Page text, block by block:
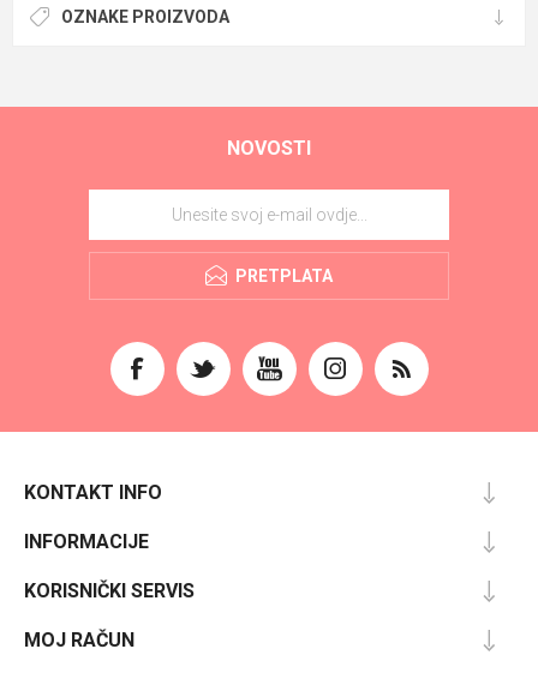
OZNAKE PROIZVODA
NOVOSTI
PRETPLATA
KONTAKT INFO
INFORMACIJE
KORISNIČKI SERVIS
MOJ RAČUN